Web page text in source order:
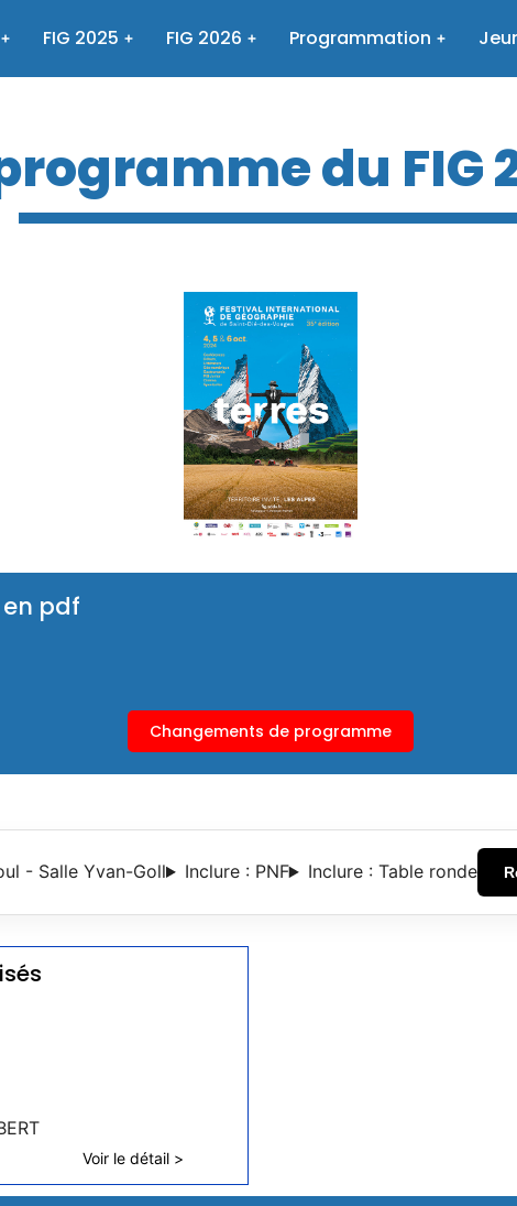
FIG 2025 FIG 2026 Programmation
du FIG
pdf
Changements de programme
- Salle Yvan-Goll Inclure : PNF Inclure : Table ronde
Voir le détail >